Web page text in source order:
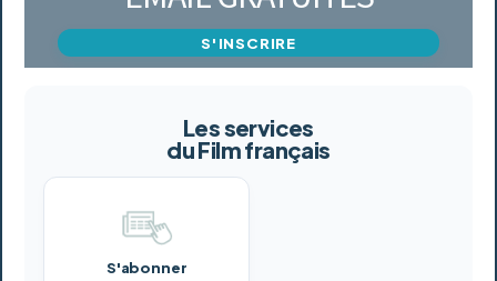
S'INSCRIRE
Les services
du Film français
S'abonner